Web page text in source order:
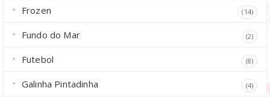
Frozen (14)
Fundo do Mar (2)
Futebol (8)
Galinha Pintadinha (4)